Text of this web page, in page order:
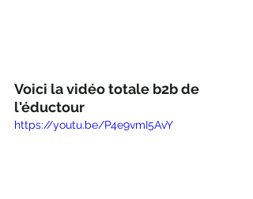
Voici la vidéo totale b2b de
l'éductour
https://youtu.be/P4e9vmI5AvY